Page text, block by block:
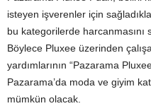
isteyen işverenler için
bu kategorilerde harcanmasını
Böylece Pluxee üzerinden
yardımlarının “Pazarama
Pazarama’da moda ve giyim
mümkün olacak.